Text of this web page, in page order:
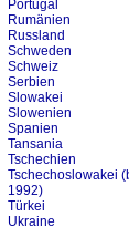
Portugal
Rumänien
Russland
Schweden
Schweiz
Serbien
Slowakei
Slowenien
Spanien
Tansania
Tschechien
Tschechoslowakei
1992)
Türkei
Ukraine